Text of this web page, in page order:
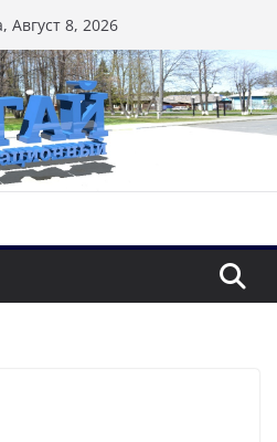
Август 8, 2026